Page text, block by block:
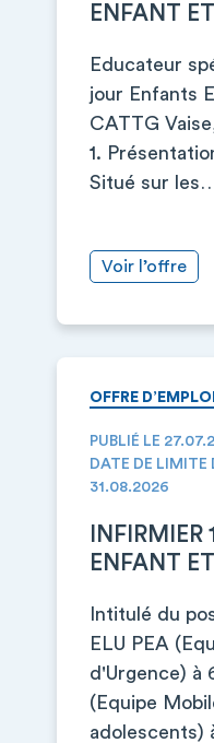
ENFANT
Educateur
jour Enfants
CATTG
1.
Situé sur
Voir l’offre
OFFRE D’EMPLOI
PUBLIÉ LE
DATE DE LIMITE
31.08.2026
INFIRMIER
ENFANT
Intitulé du
ELU PEA
d'Urgence) à
(Equipe
adolescents)